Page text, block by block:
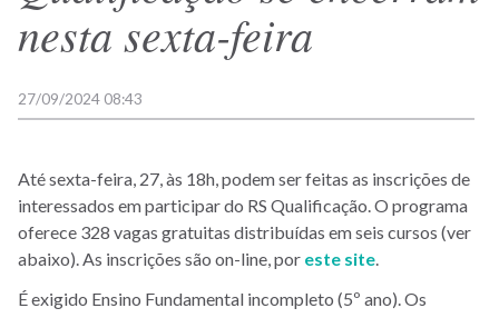
nesta sexta-feira
27/09/2024 08:43
Até sexta-feira, 27, às 18h, podem ser feitas as inscrições de
interessados em participar do RS Qualificação. O programa
oferece 328 vagas gratuitas distribuídas em seis cursos (ver
abaixo). As inscrições são on-line, por este site
É exigido Ensino Fundamental incompleto (5º ano). Os